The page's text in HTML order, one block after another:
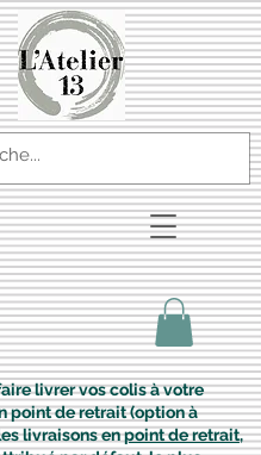
livrer vos colis à votre
point de retrait (option à
livraisons enpoint de retrait,